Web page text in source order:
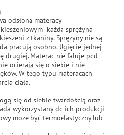
odsłona materacy
każda sprężyna
z tkaniny. Sprężyny nie są
pracują osobno. Ugięcie jednej
drugiej. Materac nie faluje pod
ocierają się o siebie i nie
W tego typu materacach
ciała.
się od siebie twardością oraz
wykorzystany do ich produkcji
może być termoelastyczny lub